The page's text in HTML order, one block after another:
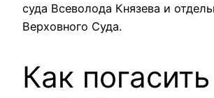
суда Всеволода Князева и
Верховного Суда.
Как погасить